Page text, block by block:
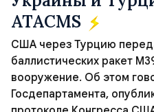
ATACMS
США через Турцию
баллистических ракет
вооружение. Об этом
Госдепартамента,